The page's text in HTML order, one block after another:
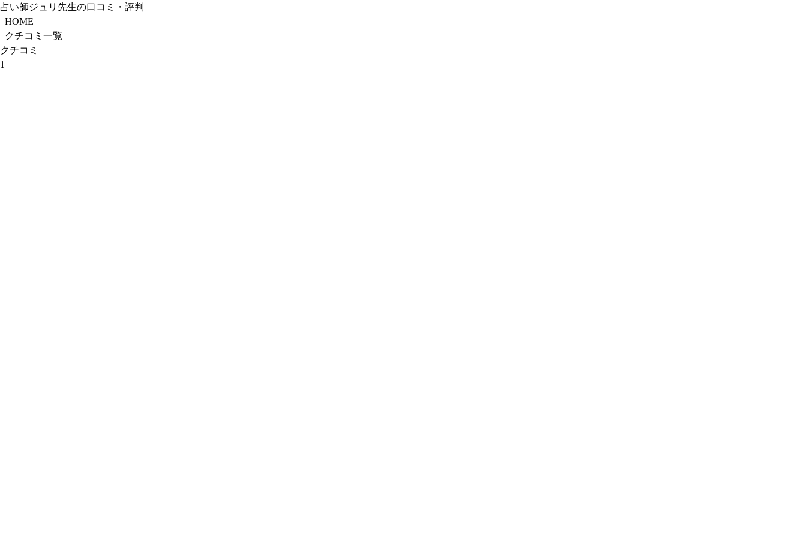
占い師ジュリ先生の口コミ・評判
HOME
クチコミ一覧
クチコミ
1